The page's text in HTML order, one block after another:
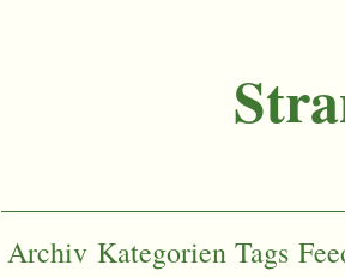
Archiv Kategorien Tags